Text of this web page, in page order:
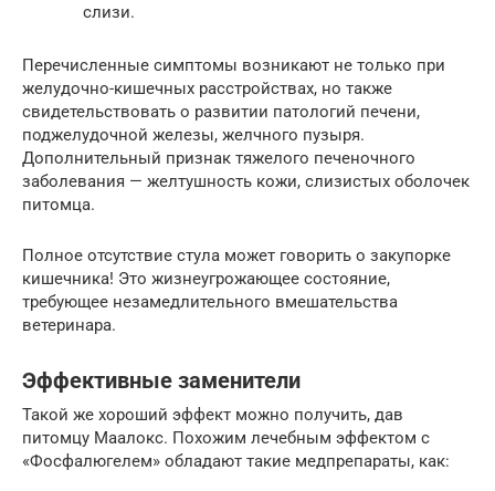
слизи.
Перечисленные симптомы возникают не только при
желудочно-кишечных расстройствах, но также
свидетельствовать о развитии патологий печени,
поджелудочной железы, желчного пузыря.
Дополнительный признак тяжелого печеночного
заболевания — желтушность кожи, слизистых оболочек
питомца.
Полное отсутствие стула может говорить о закупорке
кишечника! Это жизнеугрожающее состояние,
требующее незамедлительного вмешательства
ветеринара.
Эффективные заменители
Такой же хороший эффект можно получить, дав
питомцу Маалокс. Похожим лечебным эффектом с
«Фосфалюгелем» обладают такие медпрепараты, как: